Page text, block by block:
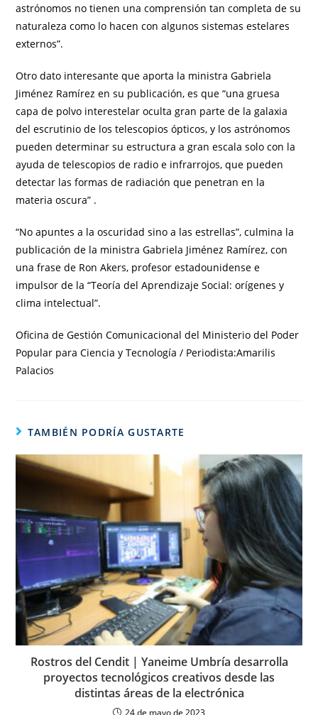
astrónomos no tienen una comprensión tan completa de su
naturaleza como lo hacen con algunos sistemas estelares
externos”.
Otro dato interesante que aporta la ministra Gabriela
Jiménez Ramírez en su publicación, es que “una gruesa
capa de polvo interestelar oculta gran parte de la galaxia
del escrutinio de los telescopios ópticos, y los astrónomos
pueden determinar su estructura a gran escala solo con la
ayuda de telescopios de radio e infrarrojos, que pueden
detectar las formas de radiación que penetran en la
materia oscura” .
“No apuntes a la oscuridad sino a las estrellas”, culmina la
publicación de la ministra Gabriela Jiménez Ramírez, con
una frase de Ron Akers, profesor estadounidense e
impulsor de la “Teoría del Aprendizaje Social: orígenes y
clima intelectual”.
Oficina de Gestión Comunicacional del Ministerio del Poder
Popular para Ciencia y Tecnología / Periodista:Amarilis
Palacios
TAMBIÉN PODRÍA GUSTARTE
Rostros del Cendit | Yaneime Umbría desarrolla
proyectos tecnológicos creativos desde las
distintas áreas de la electrónica
24 de mayo de 2023